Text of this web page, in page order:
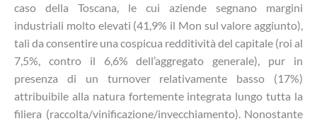
caso della Toscana, le cui aziende segnano margini
industriali molto elevati (41,9% il Mon sul valore aggiunto),
tali da consentire una cospicua redditività del capitale (roi al
7,5%, contro il 6,6% dell’aggregato generale), pur in
presenza di un turnover relativamente basso (17%)
attribuibile alla natura fortemente integrata lungo tutta la
filiera (raccolta/vinificazione/invecchiamento). Nonostante